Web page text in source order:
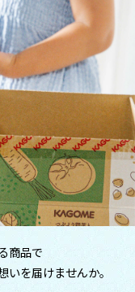
商品で
いを届けませんか。